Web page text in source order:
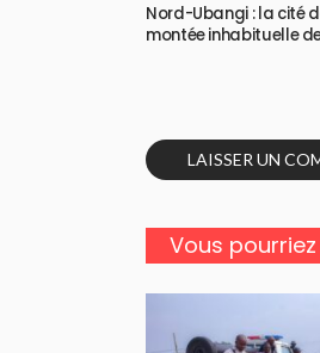
Nord-Ubangi : la cité
montée inhabituelle
LAISSER UN
Vous